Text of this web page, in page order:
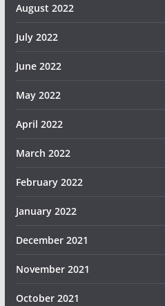
August 2022
July 2022
June 2022
May 2022
April 2022
March 2022
February 2022
January 2022
December 2021
November 2021
October 2021